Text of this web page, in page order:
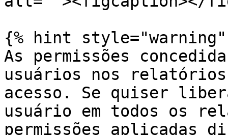
{% hint style="warning"
As permissões
usuários nos relatórios
acesso. Se quiser
usuário em todos os
permissões aplicadas